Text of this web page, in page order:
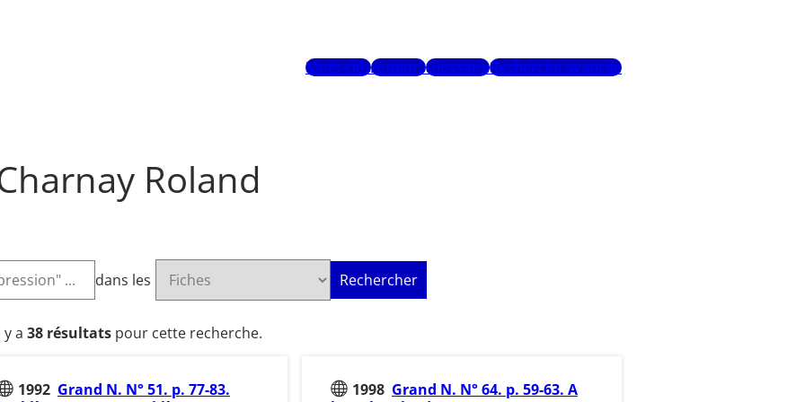
Mots-clésAuteursGlossaireRecherche avancée
Roland
dans les Rechercher
y a 38 résultatspour cette recherche.
1992 Grand N. N° 51. p. 77-83.
1998 Grand N. N° 64. p. 59-63. A